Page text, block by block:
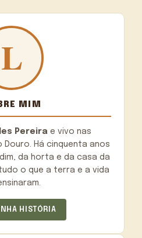
MIM
Pereira e vivo nas
Há cinquenta anos
da horta e da casa da
o que a terra e a vida
HISTÓRIA